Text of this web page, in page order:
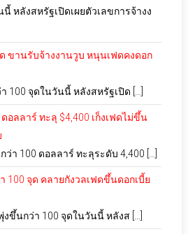
หลังสหรัฐเปิดเผยตัวเลขการจ้างง
ขานรับจ้างงานวูบ หนุนเฟดคงดอก
100 จุดในวันนี้ หลังสหรัฐเปิด […]
อลลาร์ ทะลุ $4,400 เก็งเฟดไม่ขึ้น
า 100 ดอลลาร์ ทะลุระดับ 4,400 […]
100 จุด คลายกังวลเฟดขึ้นดอกเบี้ย
ขึ้นกว่า 100 จุดในวันนี้ หลังส […]